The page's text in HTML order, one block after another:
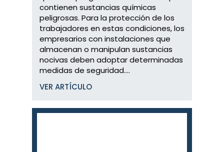
contienen sustancias químicas
peligrosas. Para la protección de los
trabajadores en estas condiciones, los
empresarios con instalaciones que
almacenan o manipulan sustancias
nocivas deben adoptar determinadas
medidas de seguridad....
VER ARTÍCULO